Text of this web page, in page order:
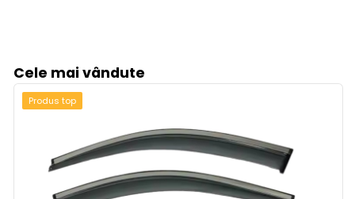
Cele mai vândute
Produs top